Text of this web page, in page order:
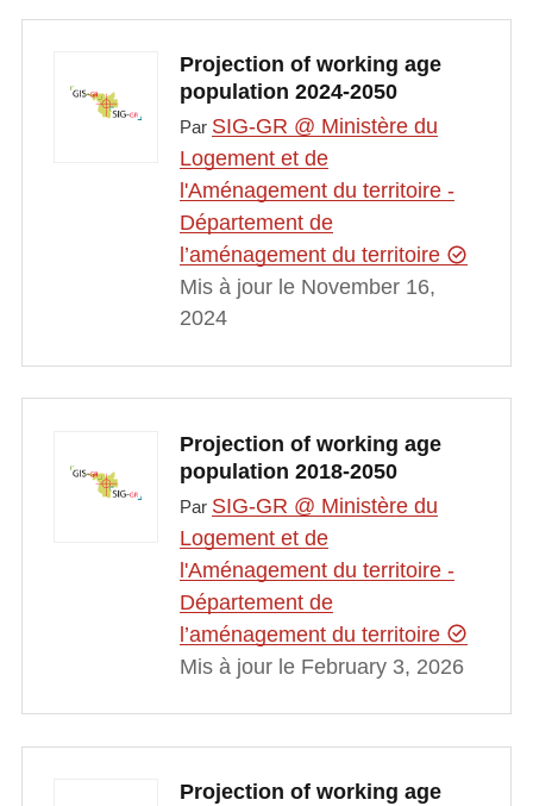
Projection of working age
population 2024-2050
Par SIG-GR @ Ministère du
Logement et de
l'Aménagement du territoire -
Département de
l’aménagement du territoire
Mis à jour le November 16,
2024
Projection of working age
population 2018-2050
Par SIG-GR @ Ministère du
Logement et de
l'Aménagement du territoire -
Département de
l’aménagement du territoire
Mis à jour le February 3, 2026
Projection of working age